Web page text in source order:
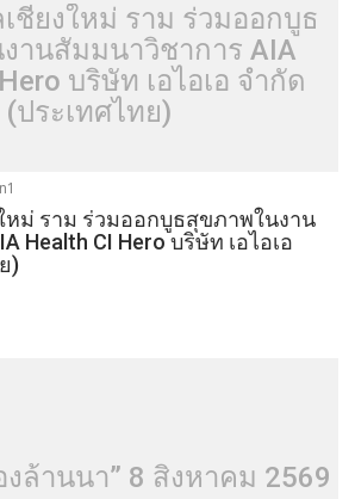
ชียงใหม่ ราม ร่วมออกบูธ
านสัมมนาวิชาการ AIA
บริษัท เอไอเอ จำกัด
(ประเทศไทย)
หม่ ราม ร่วมออกบูธสุขภาพในงาน
Health CI Hero บริษัท เอไอเอ
)
องล้านนา” 8 สิงหาคม 2569